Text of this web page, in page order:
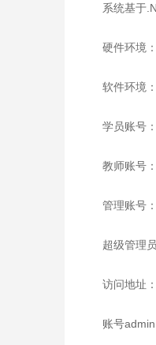
系统基于
硬件环境
软件环境
学员账号
教师账号
管理账号
超级管理员
访问地址
账号